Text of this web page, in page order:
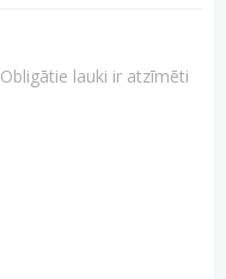
Obligātie lauki ir atzīmēti